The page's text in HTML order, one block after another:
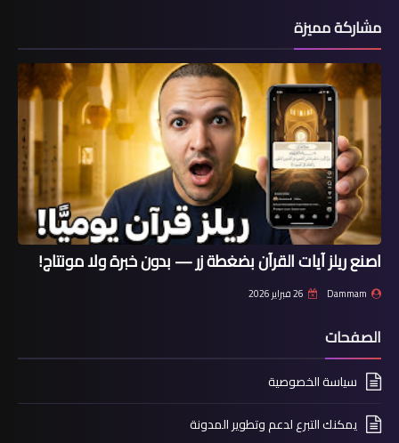
مشاركة مميزة
اصنع ريلز آيات القرآن بضغطة زر — بدون خبرة ولا مونتاج!
Dammam 26 فبراير 2026
الصفحات
سياسة الخصوصية
يمكنك التبرع لدعم وتطوير المدونة